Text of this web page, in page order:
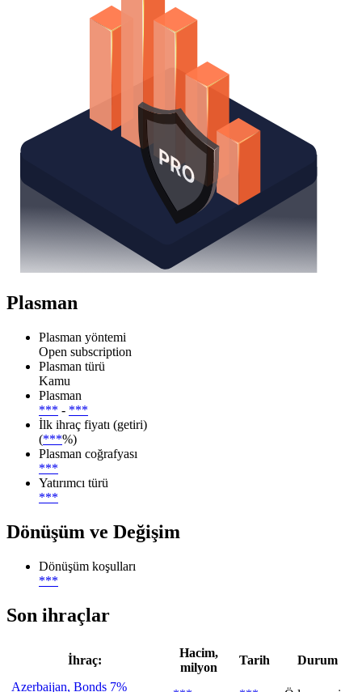
Plasman
Plasman yöntemi
Open subscription
Plasman türü
Kamu
Plasman
*** - ***
İlk ihraç fiyatı (getiri)
(***%)
Plasman coğrafyası
***
Yatırımcı türü
***
Dönüşüm ve Değişim
Dönüşüm koşulları
***
Son ihraçlar
İhraç:
Hacim,
milyon
Tarih
Durum
Azerbaijan, Bonds 7%